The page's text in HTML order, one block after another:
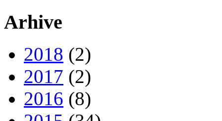
Arhive
2018 (2)
2017 (2)
2016 (8)